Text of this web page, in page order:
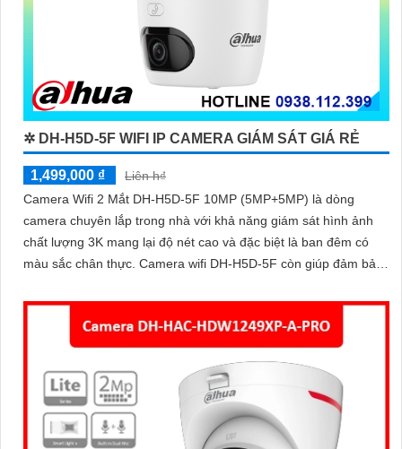
✲ DH-H5D-5F WIFI IP CAMERA GIÁM SÁT GIÁ RẺ
1,499,000 ₫
Liên h₫
Camera Wifi 2 Mắt DH-H5D-5F 10MP (5MP+5MP) là dòng
camera chuyên lắp trong nhà với khả năng giám sát hình ảnh
chất lượng 3K mang lại độ nét cao và đặc biệt là ban đêm có
màu sắc chân thực. Camera wifi DH-H5D-5F còn giúp đảm bảo
độ chính xác cao